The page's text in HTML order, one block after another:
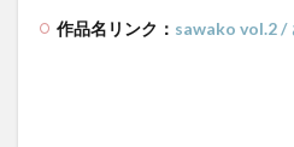
作品名リンク： sawako vol.2 /